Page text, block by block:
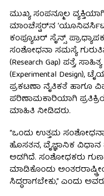
ಮುಖ್ಯ ಸಂಪನ್ಮೂಲ
ಮಾಂಚೆಸ್ಟರ್‌ನ
ಕಂಪ್ಯೂಟರ್ ಸೈನ್ಸ್
ಸಂಶೋಧನಾ ಸಮಸ್ಯೆ
(Research Gap) ಪತ್ತೆ,
(Experimental
ಪ್ರಕಟಣಾ ನೈತಿಕತೆ ಹಾಗೂ
ಪರಿಣಾಮಕಾರಿಯಾಗಿ
ಮಾಹಿತಿ ನೀಡಿದರು.
“ಒಂದು ಉತ್ತಮ
ಹೊಸತನ, ವೈಜ್ಞಾನಿಕ ವಿಧಾನ
ಅಡಗಿದೆ. ಸಂಶೋಧಕರು
ಮಾಡಿಕೊಂಡು
ಸಿದ್ಧರಾಗಬೇಕು,” ಎಂದು